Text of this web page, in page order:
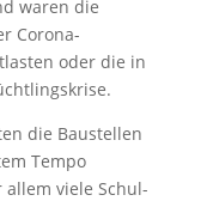
waren die
Corona-
oder die in
die Baustellen
Tempo
viele Schul-